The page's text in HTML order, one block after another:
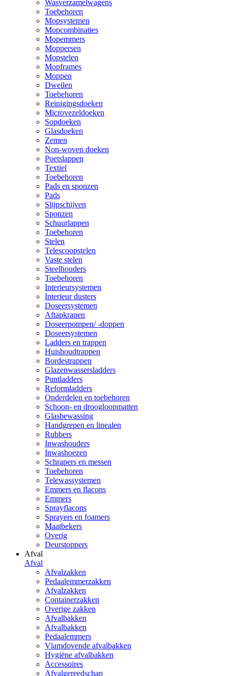
Wasverzamelwagens
Toebehoren
Mopsystemen
Mopcombinaties
Mopemmers
Moppersen
Mopstelen
Mopframes
Moppen
Dweilen
Toebehoren
Reinigingsdoeken
Microvezeldoeken
Sopdoeken
Glasdoeken
Zemen
Non-woven doeken
Poetslappen
Textiel
Toebehoren
Pads en sponzen
Pads
Slijpschijven
Sponzen
Schuurlappen
Toebehoren
Stelen
Telescoopstelen
Vaste stelen
Steelhouders
Toebehoren
Interieursystemen
Interieur dusters
Doseersystemen
Aftapkranen
Doseerpompen/ -doppen
Doseersystemen
Ladders en trappen
Huishoudtrappen
Bordestrappen
Glazenwassersladders
Puntladders
Reformladders
Onderdelen en toebehoren
Schoon- en droogloopmatten
Glasbewassing
Handgrepen en linealen
Rubbers
Inwashouders
Inwashoezen
Schrapers en messen
Toebehoren
Telewassystemen
Emmers en flacons
Emmers
Sprayflacons
Sprayers en foamers
Maatbekers
Overig
Deurstoppers
Afval
Afval
Afvalzakken
Pedaalemmerzakken
Afvalzakken
Containerzakken
Overige zakken
Afvalbakken
Afvalbakken
Pedaalemmers
Vlamdovende afvalbakken
Hygiëne afvalbakken
Accessoires
Afvalgereedschap